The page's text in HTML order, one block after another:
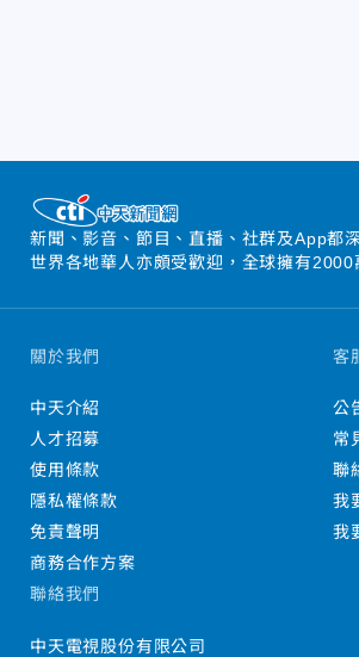
新聞、影音、節目、直播、社群及App都
世界各地華人亦頗受歡迎，全球擁有2000
關於我們
中天介紹
人才招募
使用條款
隱私權條款
免責聲明
商務合作方案
客
公
常
聯
我
我
聯絡我們
中天電視股份有限公司